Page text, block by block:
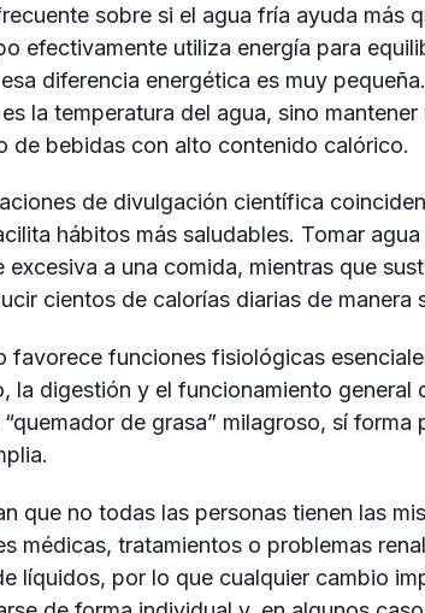
sobre si el agua fría ayuda más
efectivamente utiliza energía para
diferencia energética es muy
la temperatura del agua, sino
de bebidas con alto contenido calórico.
de divulgación científica
hábitos más saludables. Tomar
a una comida, mientras que
cientos de calorías diarias de manera
favorece funciones fisiológicas
la digestión y el funcionamiento general
de grasa” milagroso, sí forma
que no todas las personas tienen las
médicas, tratamientos o problemas
líquidos, por lo que cualquier cambio